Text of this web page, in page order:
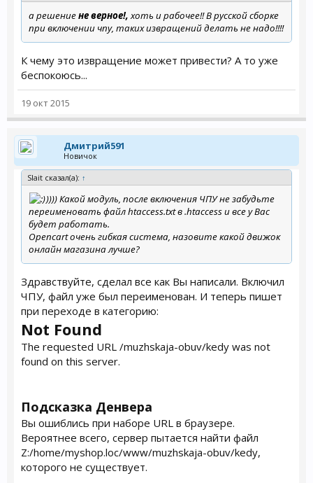
а решениене верное!,хоть и рабочее!! В русской сборке
при включении чпу, таких извращений делать не надо!!!!
К чему это извращение может привести? А то уже
беспокоюсь...
19 окт 2015
Дмитрий591
Новичок
Slait сказал(а): ↑
)))) Какой модуль, после включения ЧПУ не забудьте
переименовать файл htaccess.txt в .htaccess и все у Вас
будет работать.
Opencart очень гибкая система, назовите какой движок
онлайн магазина лучше?
Здравствуйте, сделал все как Вы написали. Включил
ЧПУ, файл уже был переименован. И теперь пишет
при переходе в категорию:
Not Found
The requested URL /muzhskaja-obuv/kedy was not
found on this server.
Подсказка Денвера
Вы ошиблись при наборе URL в браузере.
Вероятнее всего, сервер пытается найти файл
Z:/home/myshop.loc/www/muzhskaja-obuv/kedy,
которого не существует.